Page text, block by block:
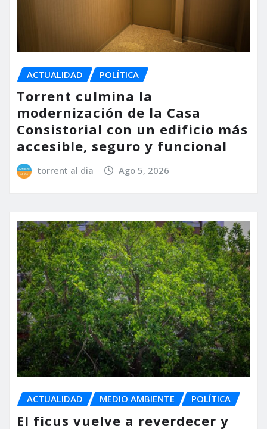
ACTUALIDAD POLÍTICA
Torrent culmina la
modernización de la Casa
Consistorial con un edificio más
accesible, seguro y funcional
torrent al dia Ago 5, 2026
ACTUALIDAD MEDIO AMBIENTE POLÍTICA
El ficus vuelve a reverdecer y